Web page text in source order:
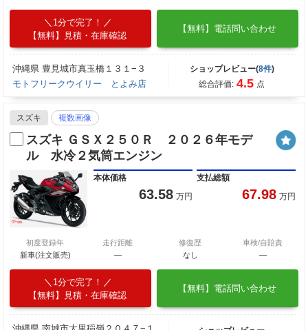
1分で完了！
【無料】見積・在庫確認
【無料】電話問い合わせ
沖縄県 豊見城市真玉橋１３１−３
モトフリークウイリー とよみ店
ショップレビュー(8件)
総合評価: 4.5 点
スズキ 複数画像
スズキ ＧＳＸ２５０Ｒ ２０２６年モデ
ル 水冷２気筒エンジン
本体価格
63.58 万円
支払総額
67.98 万円
初度登録年
新車(注文販売)
走行距離
―
修復歴
なし
車検/自賠責
―
1分で完了！
【無料】見積・在庫確認
【無料】電話問い合わせ